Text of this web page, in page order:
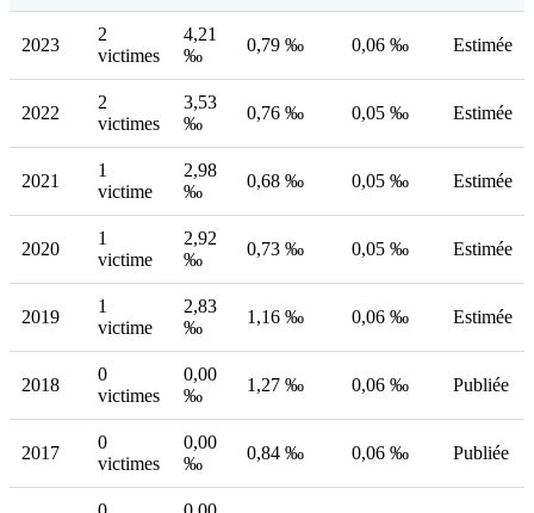
2023
2
victimes
4,21
‰
0,79 ‰ 0,06 ‰ Estimée
2022
2
victimes
3,53
‰
0,76 ‰ 0,05 ‰ Estimée
2021
1
victime
2,98
‰
0,68 ‰ 0,05 ‰ Estimée
2020
1
victime
2,92
‰
0,73 ‰ 0,05 ‰ Estimée
2019
1
victime
2,83
‰
1,16 ‰ 0,06 ‰ Estimée
2018
0
victimes
0,00
‰
1,27 ‰ 0,06 ‰ Publiée
2017
0
victimes
0,00
‰
0,84 ‰ 0,06 ‰ Publiée